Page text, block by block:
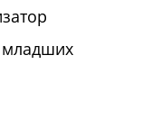
младших